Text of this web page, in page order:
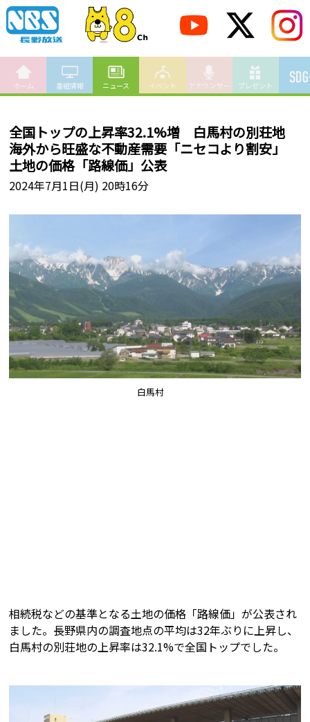
ホーム 番組情報 ニュース イベント アナウンサー プレゼント
全国トップの上昇率32.1%増 白馬村の別荘地
海外から旺盛な不動産需要「ニセコより割安」
土地の価格「路線価」公表
2024年7月1日(月) 20時16分
白馬村
相続税などの基準となる土地の価格「路線価」が公表され
ました。長野県内の調査地点の平均は32年ぶりに上昇し、
白馬村の別荘地の上昇率は32.1%で全国トップでした。